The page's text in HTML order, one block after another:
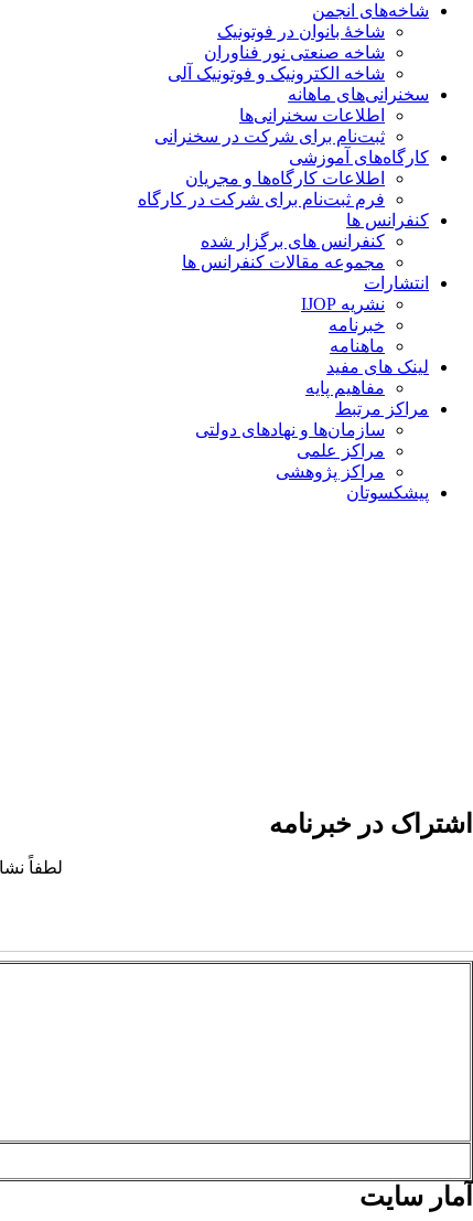
شاخه‌های انجمن
شاخۀ بانوان در فوتونیک
شاخه صنعتی نور فناوران
شاخه‌ الکترونیک و فوتونیک آلی
سخنرانی‌های ماهانه
اطلاعات سخنرانی‌‌ها
ثبت‌نام برای شرکت در سخنرانی
کارگاه‌های آموزشی
اطلاعات کارگاه‌ها و مجریان
فرم ثبت‌نام برای شرکت در کارگاه
کنفرانس ها
کنفرانس های برگزار شده
مجموعه مقالات کنفرانس ها
انتشارات
نشریه IJOP
خبرنامه
ماهنامه
لینک های مفید
مفاهیم پایه
مراکز مرتبط
سازمان‌ها و نهادهای دولتی
مراکز علمی
مراکز پژوهشی
پیشکسوتان
اشتراک در خبرنامه
لطفاً
آمار سایت